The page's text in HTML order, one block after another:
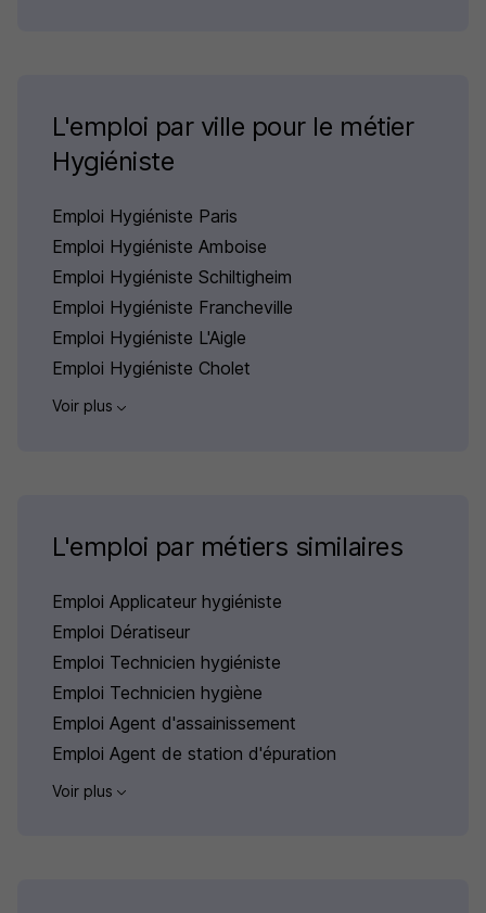
L'emploi par ville pour le métier
Hygiéniste
Emploi Hygiéniste Paris
Emploi Hygiéniste Amboise
Emploi Hygiéniste Schiltigheim
Emploi Hygiéniste Francheville
Emploi Hygiéniste L'Aigle
Emploi Hygiéniste Cholet
Voir plus
L'emploi par métiers similaires
Emploi Applicateur hygiéniste
Emploi Dératiseur
Emploi Technicien hygiéniste
Emploi Technicien hygiène
Emploi Agent d'assainissement
Emploi Agent de station d'épuration
Voir plus